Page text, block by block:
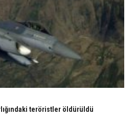
teröristler öldürüldü